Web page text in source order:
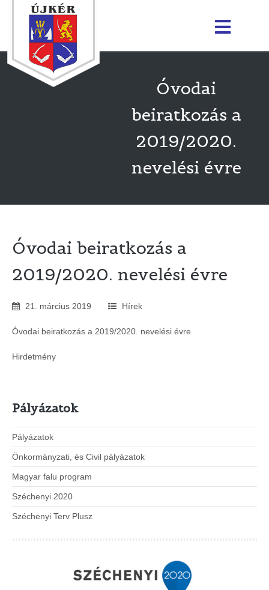
Óvodai
beiratkozás a
2019/2020.
nevelési évre
Óvodai beiratkozás a
2019/2020. nevelési évre
21 március 2019 Hírek
Óvodai beiratkozás a 2019/2020. nevelési évre
Hirdetmény
Pályázatok
Pályázatok
Önkormányzati, és Civil pályázatok
Magyar falu program
Széchenyi 2020
Széchenyi Terv Plusz